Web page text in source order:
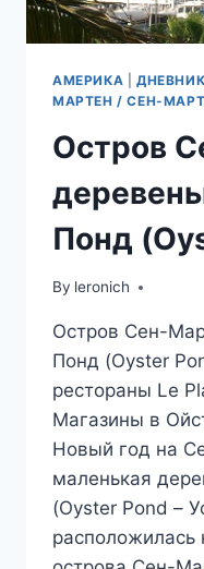
АМЕРИКА
МАРТЕН / СЕН-
Остров
Понд
By leronich
Остров Сен-
Понд (Oyster
рестораны Le
Магазины в
Новый год на
маленькая
(Oyster Pond –
расположилась